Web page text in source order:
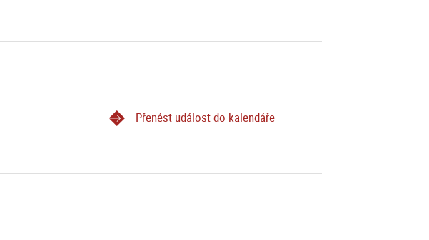
Přenést událost do kalendáře